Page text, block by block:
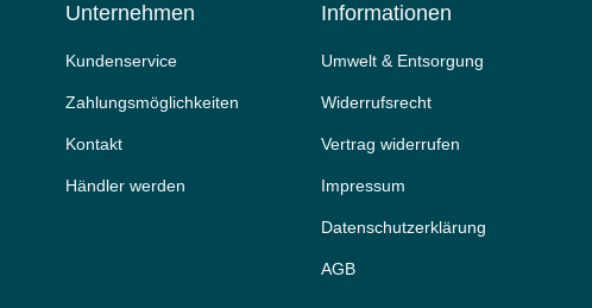
Unternehmen
Kundenservice
Zahlungsmöglichkeiten
Kontakt
Händler werden
Informationen
Umwelt & Entsorgung
Widerrufs­recht
Vertrag widerrufen
Impressum
Daten­schutz­erklärung
AGB